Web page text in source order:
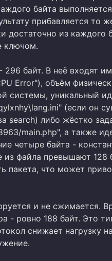
байта
прибавляется то
достаточно из каждого
ключом.
296 байт. В неё входят
Error"), объём
системы, уникальный
(если он
search) либо жёстко
main.php", а также
четыре байта -
из файла превышают 128
пакета, что может
и не сжимается.
- ровно 188 байт. Это
снижает нагрузку